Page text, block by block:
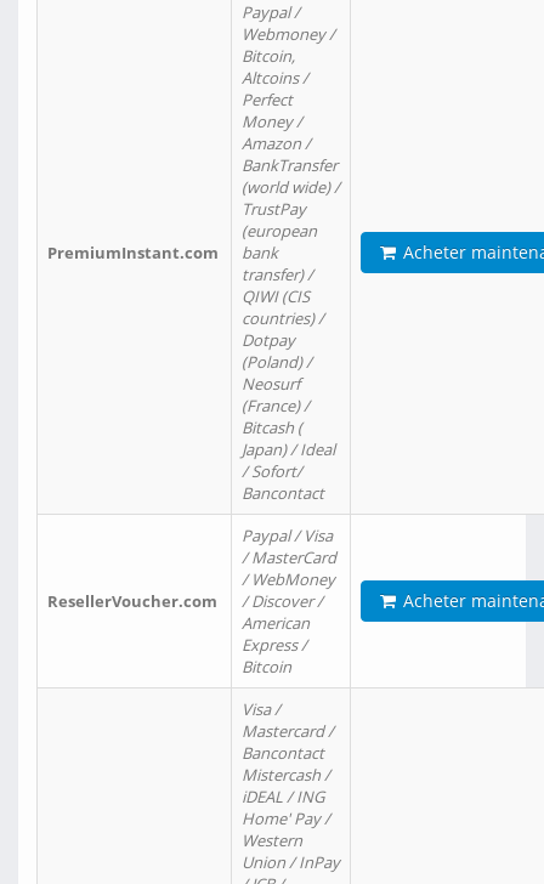
PremiumInstant.com
Paypal /
Webmoney /
Bitcoin,
Altcoins /
Perfect
Money /
Amazon /
BankTransfer
(world wide) /
TrustPay
(european
bank
transfer) /
QIWI (CIS
countries) /
Dotpay
(Poland) /
Neosurf
(France) /
Bitcash (
Japan) / Ideal
/ Sofort/
Bancontact
Acheter
ResellerVoucher.com
Paypal / Visa
/ MasterCard
/ WebMoney
/ Discover /
American
Express /
Bitcoin
Acheter
Visa /
Mastercard /
Bancontact
Mistercash /
iDEAL / ING
Home' Pay /
Western
Union / InPay